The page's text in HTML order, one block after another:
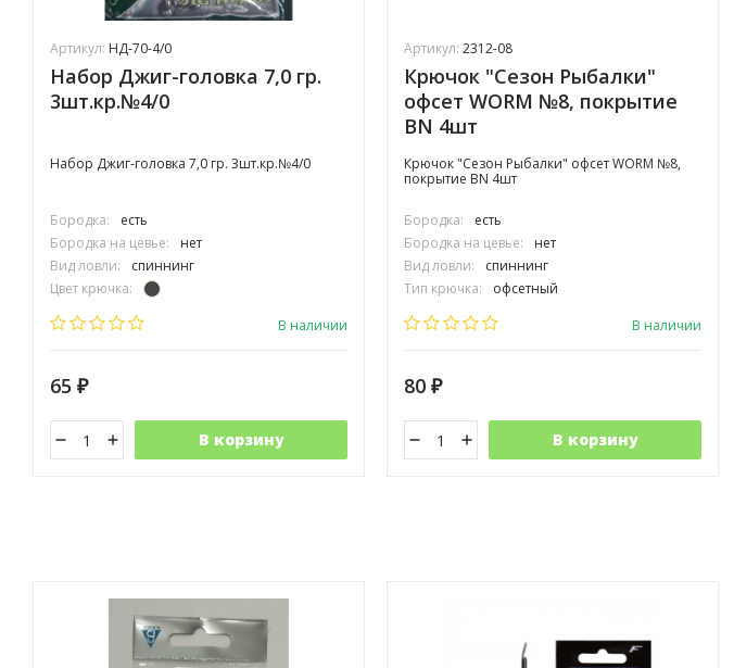
Артикул: НД-70-4/0
Набор Джиг-головка 7,0 гр.
3шт.кр.№4/0
Набор Джиг-головка 7,0 гр. 3шт.кр.№4/0
Бородка:
есть
Бородка на цевье:
нет
Вид ловли:
спиннинг
Цвет крючка:
Тип крючка:
В наличии
65 ₽
В корзину
Артикул: 2312-08
Крючок "Сезон Рыбалки"
офсет WORM №8, покрытие
BN 4шт
Крючок "Сезон Рыбалки" офсет WORM №8,
покрытие BN 4шт
Бородка:
есть
Бородка на цевье:
нет
Вид ловли:
спиннинг
Тип крючка:
офсетный
Размер крючка:
В наличии
80 ₽
В корзину